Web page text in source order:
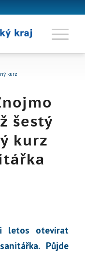
kurz
šestý
kurz
i letos otevírat
Půjde